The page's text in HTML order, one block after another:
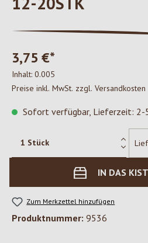
3,75 €*
Inhalt: 0.005
Preise inkl. MwSt. zzgl. Versandkosten
Sofort verfügbar, Lieferzeit: 2-
IN DAS
Zum Merkzettel hinzufügen
Produktnummer: 9536